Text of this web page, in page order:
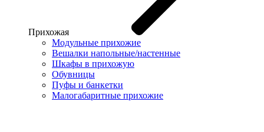
Прихожая
Модульные прихожие
Вешалки напольные/настенные
Шкафы в прихожую
Обувницы
Пуфы и банкетки
Малогабаритные прихожие